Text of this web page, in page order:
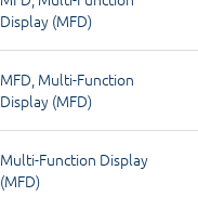
Display (MFD)
MFD, Multi-Function
Display (MFD)
Multi-Function Display
(MFD)